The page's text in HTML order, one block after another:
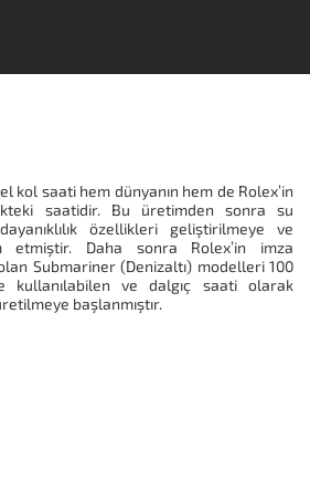
kol saati hem dünyanın hem de Rolex’in
saatidir. Bu üretimden sonra su
özellikleri geliştirilmeye ve
etmiştir. Daha sonra Rolex’in imza
Submariner (Denizaltı) modelleri 100
kullanılabilen ve dalgıç saati olarak
başlanmıştır.